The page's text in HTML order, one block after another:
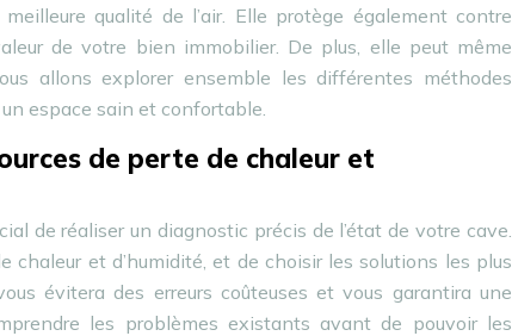
qualité de l’air. Elle protège également contre
de votre bien immobilier. De plus, elle peut même
allons explorer ensemble les différentes méthodes
espace sain et confortable.
de perte de chaleur et
de réaliser un diagnostic précis de l’état de votre cave.
chaleur et d’humidité, et de choisir les solutions les plus
évitera des erreurs coûteuses et vous garantira une
les problèmes existants avant de pouvoir les